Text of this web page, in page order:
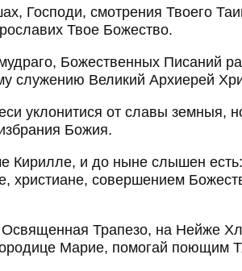
Господи, смотрения Твоего
Твое Божество.
Божественных Писаний
служению Великий Архиерей
уклонитися от славы земныя,
Божия.
Кирилле, и до ныне слышен
христиане, совершением
Освященная Трапезо, на Нейже
Марие, помогай поющим